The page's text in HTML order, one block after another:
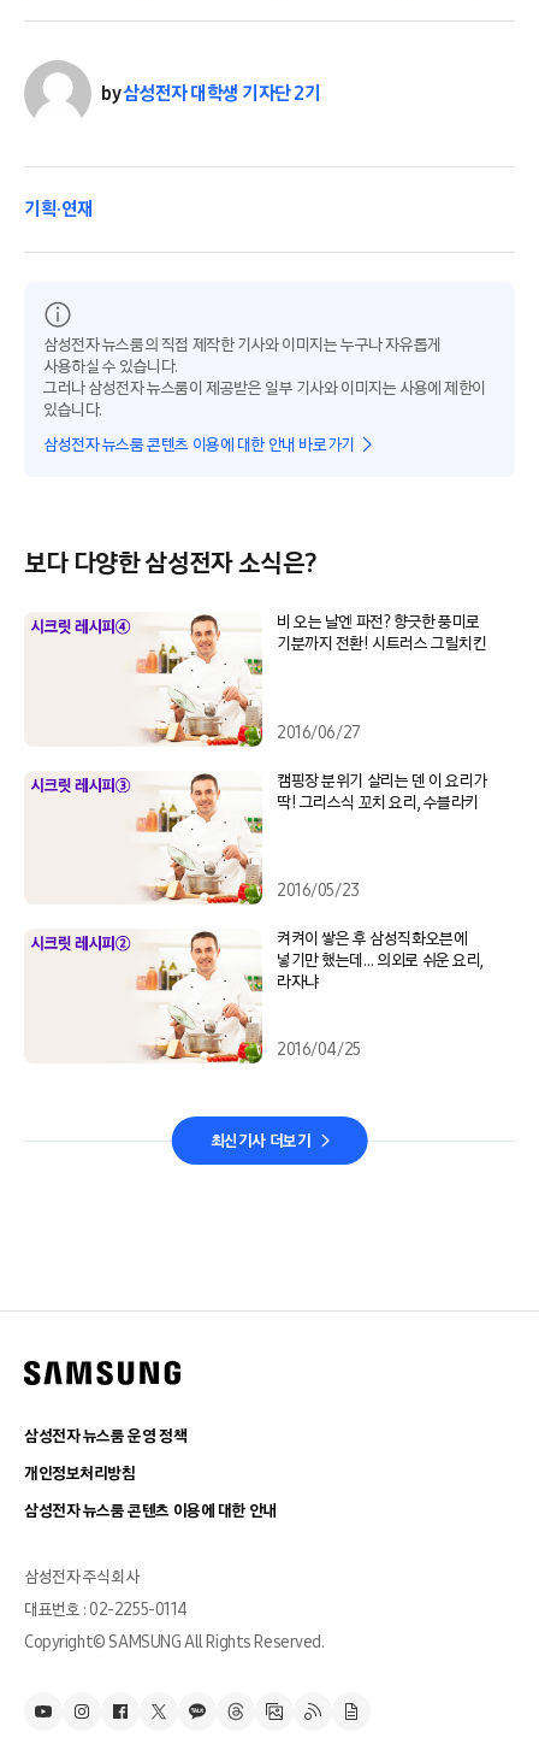
by삼성전자 대학생 기자단 2기
기획·연재
삼성전자 뉴스룸의 직접 제작한 기사와 이미지는 누구나 자유롭게
사용하실 수 있습니다.
그러나 삼성전자 뉴스룸이 제공받은 일부 기사와 이미지는 사용에 제한이
있습니다.
삼성전자 뉴스룸 콘텐츠 이용에 대한 안내 바로가기
보다 다양한 삼성전자 소식은?
비 오는 날엔 파전? 향긋한 풍미로
기분까지 전환! 시트러스 그릴치킨
2016/06/27
캠핑장 분위기 살리는 덴 이 요리가
딱! 그리스식 꼬치 요리, 수블라키
2016/05/23
켜켜이 쌓은 후 삼성직화오븐에
넣기만 했는데… 의외로 쉬운 요리,
라자냐
2016/04/25
최신기사 더보기
삼성전자 뉴스룸 운영 정책
개인정보처리방침
삼성전자 뉴스룸 콘텐츠 이용에 대한 안내
삼성전자 주식회사
대표번호 : 02-2255-0114
Copyright© SAMSUNG All Rights Reserved.